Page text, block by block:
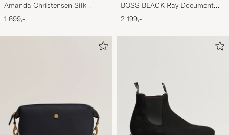
Amanda Christensen Silk
Grenadine 8 cm Tie Wine
1 699,-
BOSS BLACK Ray Document
Case Black
2 199,-